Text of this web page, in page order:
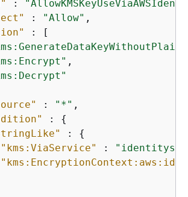
:
: "Allow" ,
: [
,
: "*" ,
: {
: {
"kms:ViaService"
: